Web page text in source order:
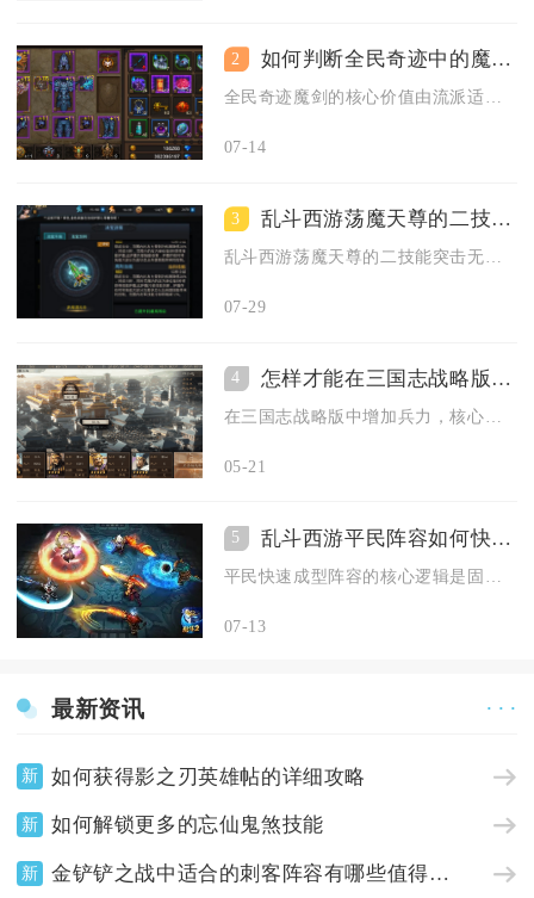
2 如何判断全民奇迹中的魔剑价值
全民奇迹魔剑的核心价值由流派适配度、装备词条品质、元素体系完...
07-14
3 乱斗西游荡魔天尊的二技能能否提升队友的属性
07-29
4 怎样才能在三国志战略版中增加兵力
05-21
5 乱斗西游平民阵容如何快速搭配
07-13
最新资讯 · · ·
新 如何获得影之刃英雄帖的详细攻略
新 如何解锁更多的忘仙鬼煞技能
新 金铲铲之战中适合的刺客阵容有哪些值得推荐